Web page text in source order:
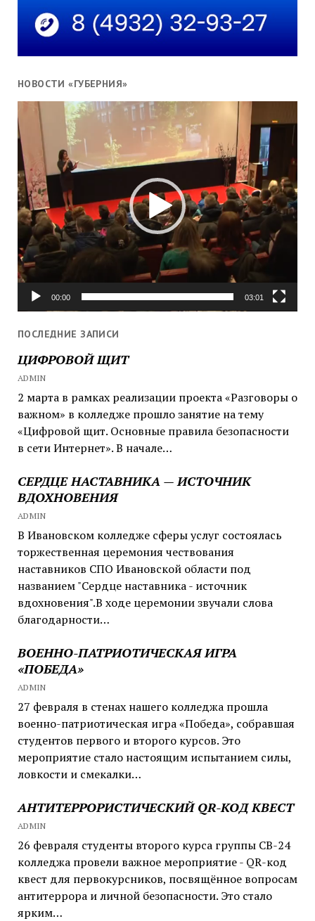
НОВОСТИ «ГУБЕРНИЯ»
Видеоплеер
00:00 03:01
ПОСЛЕДНИЕ ЗАПИСИ
ЦИФРОВОЙ ЩИТ
ADMIN
2 марта в рамках реализации проекта «Разговоры о
важном» в колледже прошло занятие на тему
«Цифровой щит. Основные правила безопасности
в сети Интернет». В начале…
СЕРДЦЕ НАСТАВНИКА — ИСТОЧНИК
ВДОХНОВЕНИЯ
ADMIN
В Ивановском колледже сферы услуг состоялась
торжественная церемония чествования
наставников СПО Ивановской области под
названием "Сердце наставника - источник
вдохновения".В ходе церемонии звучали слова
благодарности…
ВОЕННО-ПАТРИОТИЧЕСКАЯ ИГРА
«ПОБЕДА»
ADMIN
27 февраля в стенах нашего колледжа прошла
военно-патриотическая игра «Победа», собравшая
студентов первого и второго курсов. Это
мероприятие стало настоящим испытанием силы,
ловкости и смекалки…
АНТИТЕРРОРИСТИЧЕСКИЙ QR-КОД КВЕСТ
ADMIN
26 февраля студенты второго курса группы СВ-24
колледжа провели важное мероприятие - QR-код
квест для первокурсников, посвящённое вопросам
антитеррора и личной безопасности. Это стало
ярким…